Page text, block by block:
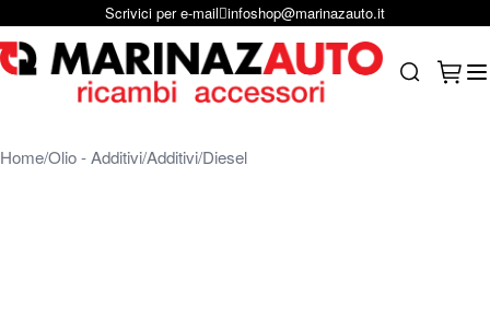
Salta al contenutoScrivici per e-mail infoshop@marinazauto.it
HomeOlio - AdditiviAdditivi Diesel